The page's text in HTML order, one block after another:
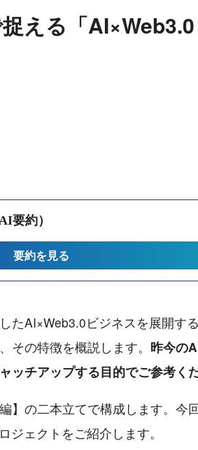
捉える「
要約）
要約を見る
たAI×Web3.0ビジネスを展開す
その特徴を概説します。 昨今の
ッチアップする目的でご参考く
】の二本立てで構成します。今
ジェクトをご紹介します。